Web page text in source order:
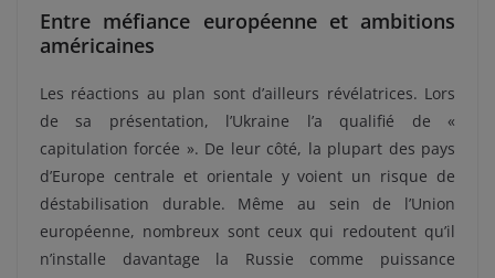
Entre méfiance européenne et ambitions
américaines
Les réactions au plan sont d’ailleurs révélatrices. Lors
de sa présentation, l’Ukraine l’a qualifié de «
capitulation forcée ». De leur côté, la plupart des pays
d’Europe centrale et orientale y voient un risque de
déstabilisation durable. Même au sein de l’Union
européenne, nombreux sont ceux qui redoutent qu’il
n’installe davantage la Russie comme puissance